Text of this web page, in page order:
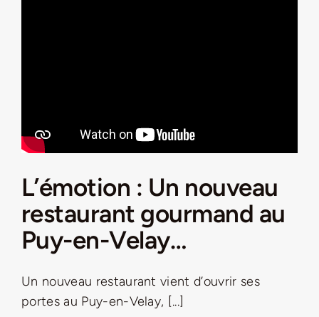
L’émotion : Un nouveau
restaurant gourmand au
Puy-en-Velay…
Un nouveau restaurant vient d’ouvrir ses
portes au Puy-en-Velay, [...]